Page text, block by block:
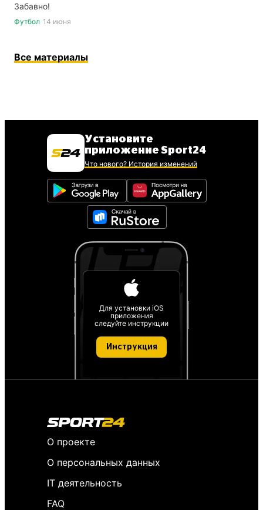
Забавно!
Футбол 14 июня
Все материалы
Установите
приложение Sport24
Что нового? История изменений
Для установки iOS
приложения
следуйте инструкции
Инструкция
О проекте
О персональных данных
IT деятельность
FAQ